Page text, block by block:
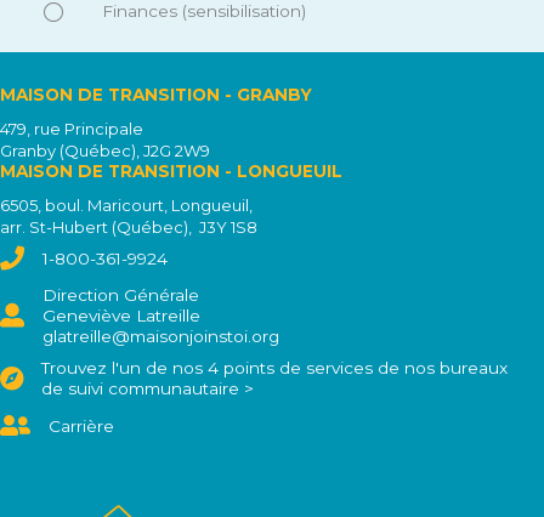
Finances (sensibilisation)
MAISON DE TRANSITION - GRANBY
479, rue Principale
Granby (Québec), J2G 2W9
MAISON DE TRANSITION - LONGUEUIL
6505, boul. Maricourt, Longueuil,
arr. St-Hubert (Québec), J3Y 1S8
1-800-361-9924
Direction Générale
Geneviève Latreille
glatreille@maisonjoinstoi.org
Trouvez l'un de nos 4 points de services de nos bureaux
de suivi communautaire >
Carrière